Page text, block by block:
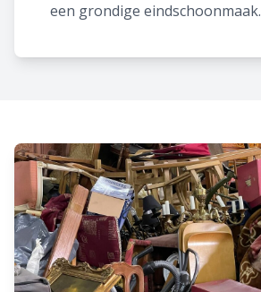
een grondige eindschoonmaak.